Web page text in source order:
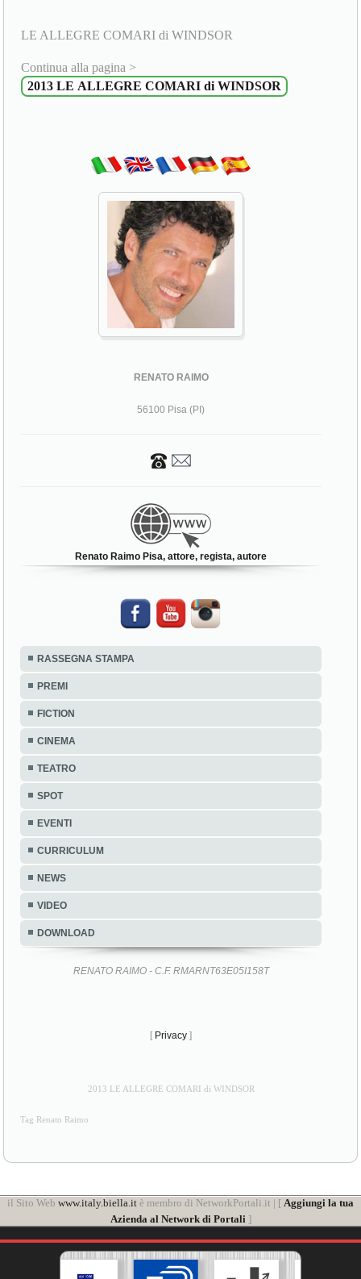
LE ALLEGRE COMARI di WINDSOR
Continua alla pagina >
2013 LE ALLEGRE COMARI di WINDSOR
RENATO RAIMO
56100 Pisa (PI)
Renato Raimo Pisa, attore, regista, autore
RASSEGNA STAMPA
PREMI
FICTION
CINEMA
TEATRO
SPOT
EVENTI
CURRICULUM
NEWS
VIDEO
DOWNLOAD
RENATO RAIMO - C.F. RMARNT63E05I158T
[ Privacy ]
2013 LE ALLEGRE COMARI di WINDSOR
Tag Renato Raimo
il Sito Web www.italy.biella.it è membro di NetworkPortali.it | [ Aggiungi la tua
Azienda al Network di Portali]